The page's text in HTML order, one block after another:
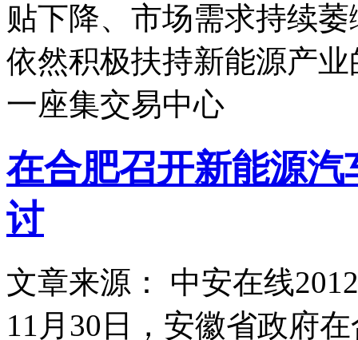
贴下降、市场需求持续
依然积极扶持新能源产
一座集交易中心
在合肥召开新能源
讨
文章来源： 中安在线
11月30日，安徽省政府